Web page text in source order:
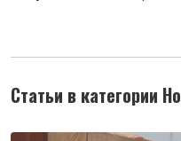
Статьи в категории